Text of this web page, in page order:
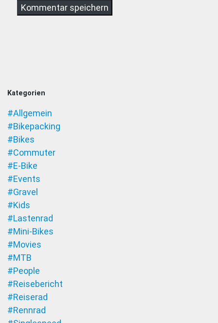
Kategorien
#Allgemein
#Bikepacking
#Bikes
#Commuter
#E-Bike
#Events
#Gravel
#Kids
#Lastenrad
#Mini-Bikes
#Movies
#MTB
#People
#Reisebericht
#Reiserad
#Rennrad